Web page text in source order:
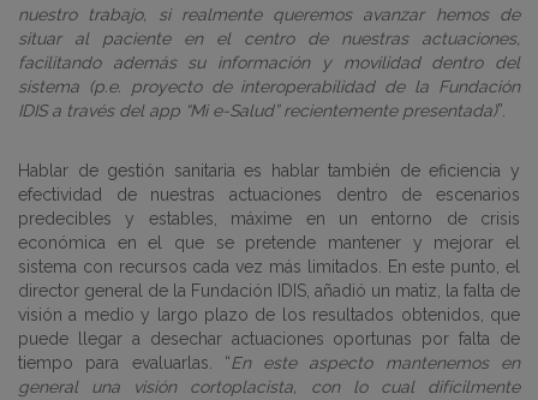
nuestro trabajo, si realmente queremos avanzar hemos de
situar al paciente en el centro de nuestras actuaciones,
facilitando además su información y movilidad dentro del
sistema (p.e. proyecto de interoperabilidad de la Fundación
IDIS a través del app “Mi e-Salud” recientemente presentada)”.
Hablar de gestión sanitaria es hablar también de eficiencia y
efectividad de nuestras actuaciones dentro de escenarios
predecibles y estables, máxime en un entorno de crisis
económica en el que se pretende mantener y mejorar el
sistema con recursos cada vez más limitados. En este punto, el
director general de la Fundación IDIS, añadió un matiz, la falta de
visión a medio y largo plazo de los resultados obtenidos, que
puede llegar a desechar actuaciones oportunas por falta de
tiempo para evaluarlas. “En este aspecto mantenemos en
general una visión cortoplacista, con lo cual difícilmente